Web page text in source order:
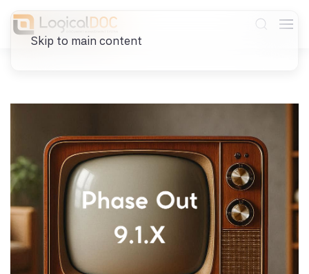
Skip to main content